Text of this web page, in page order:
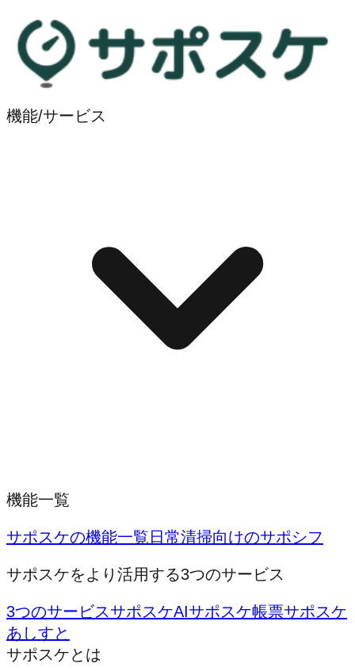
機能/サービス
機能一覧
サポスケの機能一覧 日常清掃向けのサポシフ
サポスケをより活用する3つのサービス
3つのサービスサポスケAIサポスケ帳票サポスケ
あしすと
サポスケとは